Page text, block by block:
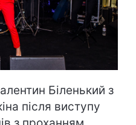
Біленький з
після виступу